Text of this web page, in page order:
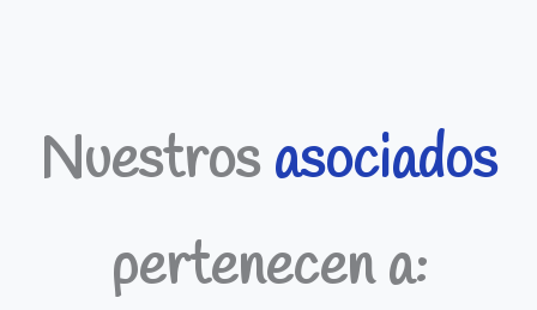
Nuestros asociados
pertenecen a: